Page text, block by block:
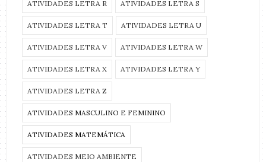
ATIVIDADES LETRA R ATIVIDADES LETRA S
ATIVIDADES LETRA T ATIVIDADES LETRA U
ATIVIDADES LETRA V ATIVIDADES LETRA W
ATIVIDADES LETRA X ATIVIDADES LETRA Y
ATIVIDADES LETRA Z
ATIVIDADES MASCULINO E FEMININO
ATIVIDADES MATEMÁTICA
ATIVIDADES MEIO AMBIENTE